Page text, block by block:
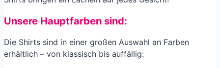
Unsere Hauptfarben sind:
Die Shirts sind in einer großen Auswahl an Farben
erhältlich – von klassisch bis auffällig: